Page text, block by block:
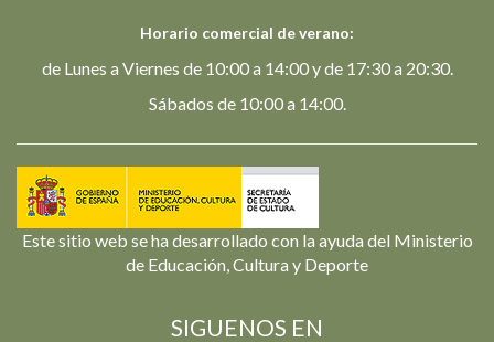
Horario comercial de verano:
de Lunes a Viernes de 10:00 a 14:00 y de 17:30 a 20:30.
Sábados de 10:00 a 14:00.
Este sitio web se ha desarrollado con la ayuda del Ministerio
de Educación, Cultura y Deporte
SIGUENOS EN